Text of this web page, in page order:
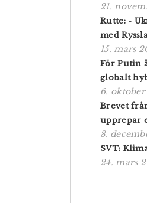
21.
Rutte: -
med
15. mars
För Putin
globalt
6.
Brevet
upprepar
8.
SVT:
24. mars